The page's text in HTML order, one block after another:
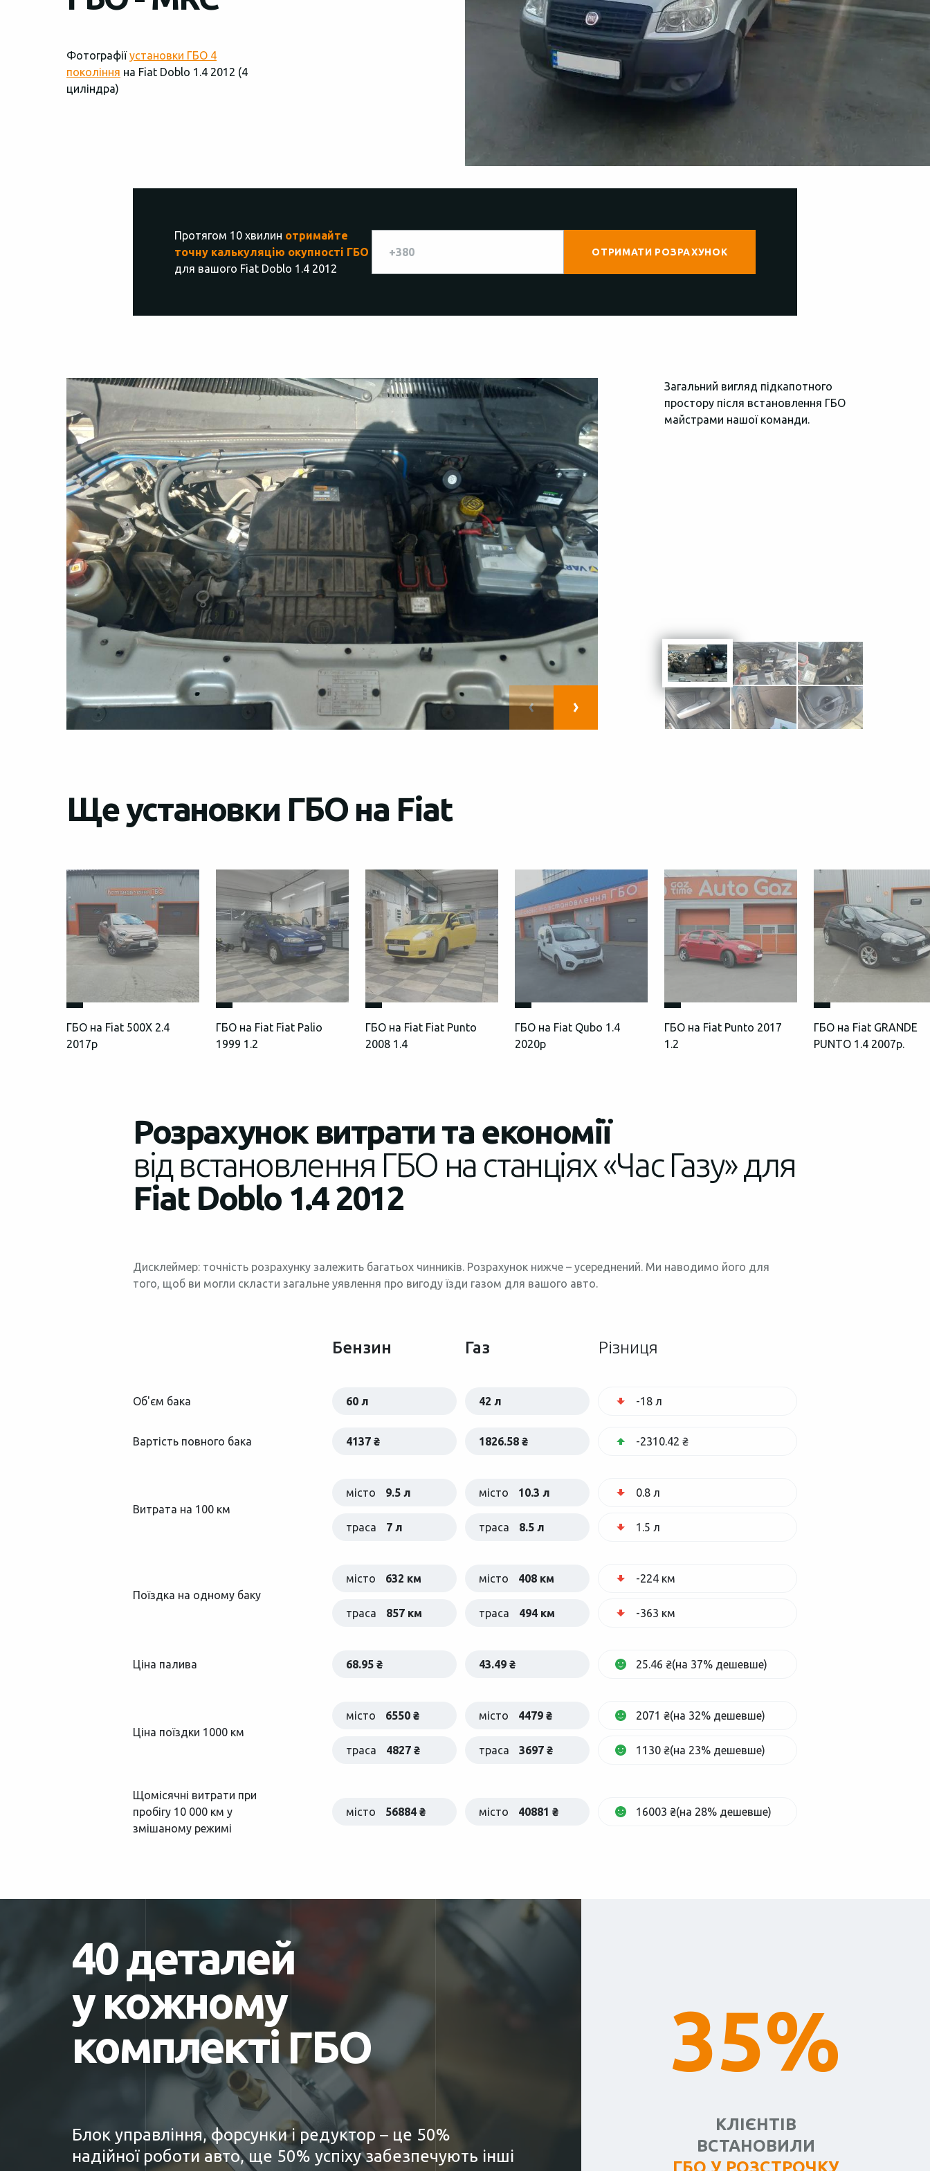
Фотографіїустановки ГБО 4
покоління на Fiat Doblo 1.4 2012 (4
циліндра)
Протягом 10 хвилин отримайте
точну калькуляцію окупності ГБО
для вашого Fiat Doblo 1.4 2012
Загальний вигляд підкапотного
простору після встановлення ГБО
майстрами нашої команди.
Ще установки ГБО на Fiat
ГБО на Fiat 500X 2.4
2017р
ГБО на Fiat Fiat Palio
1999 1.2
ГБО на Fiat Fiat Punto
2008 1.4
ГБО на Fiat Qubo 1.4
2020р
ГБО на Fiat Punto 2017
1.2
ГБО на Fiat GRANDE
PUNTO 1.4 2007р.
Розрахунок витрати та економії
від встановлення ГБО на станціях «Час Газу» для
Fiat Doblo 1.4 2012
Дисклеймер: точність розрахунку залежить багатьох чинників. Розрахунок нижче – усереднений. Ми наводимо його для
того, щоб ви могли скласти загальне уявлення про вигоду їзди газом для вашого авто.
Бензин Газ Різниця
Об'єм бака 60 л 42 л -18 л
Вартість повного бака 4137 ₴ 1826.58 ₴ -2310.42 ₴
Витрата на 100 км
місто 9.5 л місто 10.3 л 0.8 л
траса 7 л траса 8.5 л 1.5 л
Поїздка на одному баку
місто 632 км місто 408 км -224 км
траса 857 км траса 494 км -363 км
Ціна палива 68.95 ₴ 43.49 ₴ 25.46 ₴(на 37% дешевше)
Ціна поїздки 1000 км
місто 6550 ₴ місто 4479 ₴ 2071 ₴(на 32% дешевше)
траса 4827 ₴ траса 3697 ₴ 1130 ₴(на 23% дешевше)
Щомісячні витрати при
пробігу 10 000 км у
змішаному режимі
місто 56884 ₴ місто 40881 ₴ 16003 ₴(на 28% дешевше)
40 деталей
у кожному
комплекті ГБО
Блок управління, форсунки і редуктор – це 50%
надійної роботи авто, ще 50% успіху забезпечують інші
35%
КЛІЄНТІВ
ВСТАНОВИЛИ
ГБО У РОЗСТРОЧКУ